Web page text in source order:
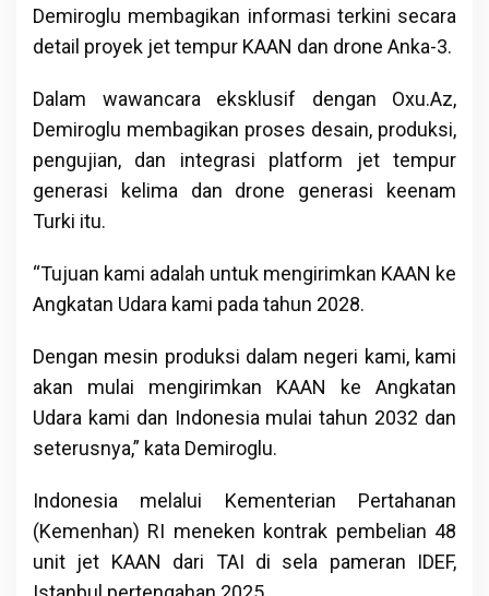
Demiroglu membagikan informasi terkini secara
detail proyek jet tempur KAAN dan drone Anka-3.
Dalam wawancara eksklusif dengan Oxu.Az,
Demiroglu membagikan proses desain, produksi,
pengujian, dan integrasi platform jet tempur
generasi kelima dan drone generasi keenam
Turki itu.
“Tujuan kami adalah untuk mengirimkan KAAN ke
Angkatan Udara kami pada tahun 2028.
Dengan mesin produksi dalam negeri kami, kami
akan mulai mengirimkan KAAN ke Angkatan
Udara kami dan Indonesia mulai tahun 2032 dan
seterusnya,” kata Demiroglu.
Indonesia melalui Kementerian Pertahanan
(Kemenhan) RI meneken kontrak pembelian 48
unit jet KAAN dari TAI di sela pameran IDEF,